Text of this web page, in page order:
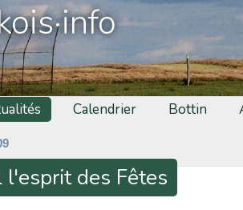
Calendrier Bottin
l'esprit des Fêtes